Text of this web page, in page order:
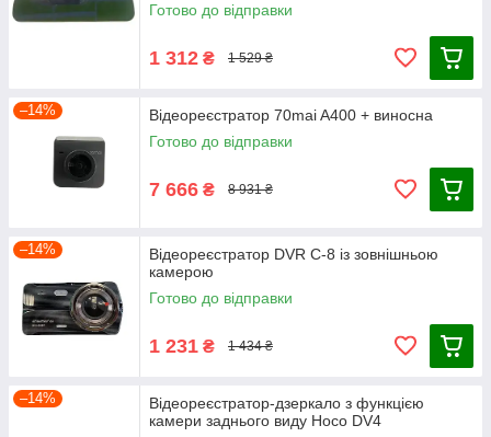
Готово до відправки
1 312 ₴ 1 529 ₴
–14%
Відеореєстратор 70mai A400 + виносна
Готово до відправки
7 666 ₴ 8 931 ₴
–14%
Відеореєстратор DVR C-8 із зовнішньою
камерою
Готово до відправки
1 231 ₴ 1 434 ₴
–14%
Відеореєстратор-дзеркало з функцією
камери заднього виду Hoco DV4